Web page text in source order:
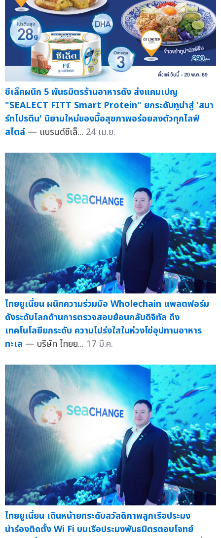
ซีเล็คผนึก 5 พันธมิตรร้านอาหารดัง ส่งแคมเปญ
"SEALECT FITT Smart Protein" ยกระดับทูน่าสู่ 'สมา
ร์ทโปรตีน' นิยามใหม่ของมื้อสุขภาพอร่อยลงตัวทุกไลฟ์
สไตล์ — แบรนด์ซีเล็... 24 เม.ย.
ไทยยูเนี่ยน ผนึกความร่วมมือ Wholechain แพลตฟอร์ม
ดังระดับโลกด้านการตรวจสอบย้อนกลับดิจิทัล ดึง
เทคโนโลยียกระดับ ความโปร่งใสในห่วงโซ่อุปทานอาหาร
ทะเล — บริษัท ไทยย... 17 มี.ค.
ไทยยูเนี่ยน เดินหน้ายกระดับสวัสดิภาพลูกเรือประมง
นำร่องติดตั้ง Wi Fi บนเรือประมงพันธมิตรตอบโจทย์